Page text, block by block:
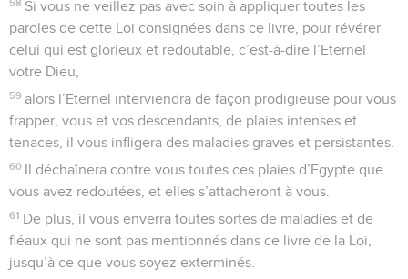
58 Si vous ne veillez pas avec soin à appliquer toutes les
paroles de cette Loi consignées dans ce livre, pour révérer
celui qui est glorieux et redoutable, c’est-à-dire l’Eternel
votre Dieu,
59 alors l’Eternel interviendra de façon prodigieuse pour vous
frapper, vous et vos descendants, de plaies intenses et
tenaces, il vous infligera des maladies graves et persistantes.
60 Il déchaînera contre vous toutes ces plaies d’Egypte que
vous avez redoutées, et elles s’attacheront à vous.
61 De plus, il vous enverra toutes sortes de maladies et de
fléaux qui ne sont pas mentionnés dans ce livre de la Loi,
jusqu’à ce que vous soyez exterminés.